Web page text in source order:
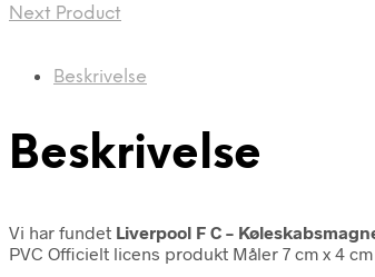
Next Product
Beskrivelse
Beskrivelse
Vi har fundet Liverpool F C –
PVC Officielt licens produkt Måler 7 cm x 4 cm